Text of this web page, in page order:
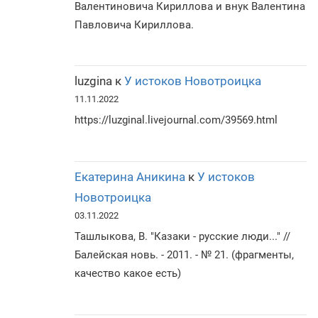
Валентиновича Кириллова и внук Валентина
Павловича Кириллова.
luzgina к У истоков Новотроицка
11.11.2022
https://luzginal.livejournal.com/39569.html
Екатерина Аникина к У истоков
Новотроицка
03.11.2022
Ташлыкова, В. "Казаки - русские люди..." //
Балейская новь. - 2011. - № 21. (фрагменты,
качество какое есть)